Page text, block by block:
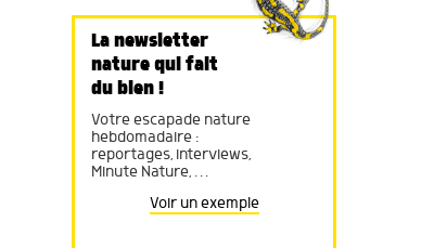
La newsletter
nature qui fait
du bien !
Votre escapade nature
hebdomadaire :
reportages, interviews,
Minute Nature, …
Voir un exemple